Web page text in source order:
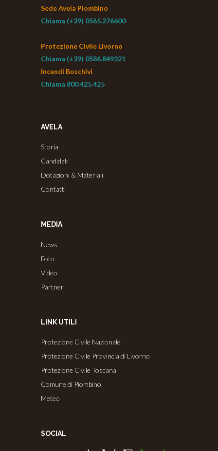
Sede Avela Piombino
Chiama (+39) 0565.276600
Protezione Civile Livorno
Chiama (+39) 0586.849321
Incendi Boschivi
Chiama 800.425.425
AVELA
Storia
Candidati
Dotazioni & Materiali
Contatti
MEDIA
News
Foto
Video
Partner
LINK UTILI
Protezione Civile Nazionale
Protezione Civile Provincia di Livorno
Protezione Civile Toscana
Comune di Piombino
Meteo
SOCIAL